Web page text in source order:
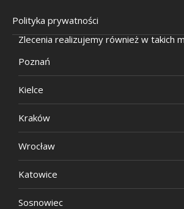
Polityka prywatności
Zlecenia realizujemy również w takich
Poznań
Kielce
Kraków
Wrocław
Katowice
Sosnowiec